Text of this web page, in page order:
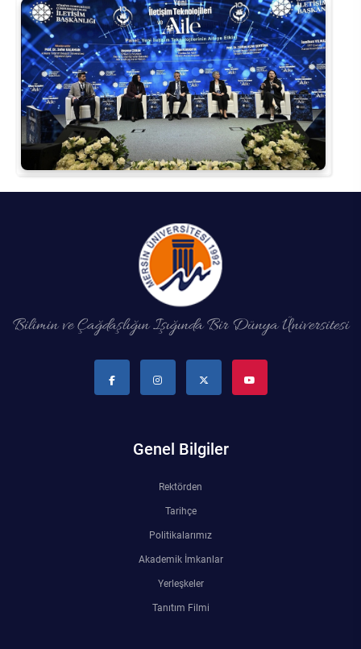
Bilimin ve Çağdaşlığın Işığında Bir Dünya Üniversitesi
Genel Bilgiler
Rektörden
Tarihçe
Politikalarımız
Akademik İmkanlar
Yerleşkeler
Tanıtım Filmi